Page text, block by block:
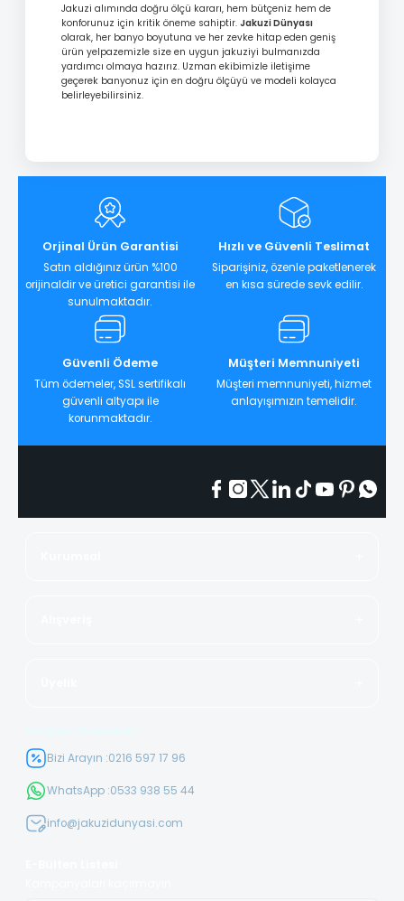
Jakuzi alımında doğru ölçü kararı, hem bütçeniz hem de
konforunuz için kritik öneme sahiptir. Jakuzi Dünyası
olarak, her banyo boyutuna ve her zevke hitap eden geniş
ürün yelpazemizle size en uygun jakuziyi bulmanızda
yardımcı olmaya hazırız. Uzman ekibimizle iletişime
geçerek banyonuz için en doğru ölçüyü ve modeli kolayca
belirleyebilirsiniz.
Orjinal Ürün Garantisi
Satın aldığınız ürün %100
orijinaldir ve üretici garantisi ile
sunulmaktadır.
Hızlı ve Güvenli Teslimat
Siparişiniz, özenle paketlenerek
en kısa sürede sevk edilir.
Güvenli Ödeme
Tüm ödemeler, SSL sertifikalı
güvenli altyapı ile
korunmaktadır.
Müşteri Memnuniyeti
Müşteri memnuniyeti, hizmet
anlayışımızın temelidir.
Bizi Arayın :0216 597 17 96
WhatsApp :0533 938 55 44
info@jakuzidunyasi.com